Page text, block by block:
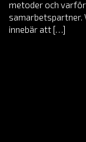
metoder och
samarbetspartner.
innebär att […]